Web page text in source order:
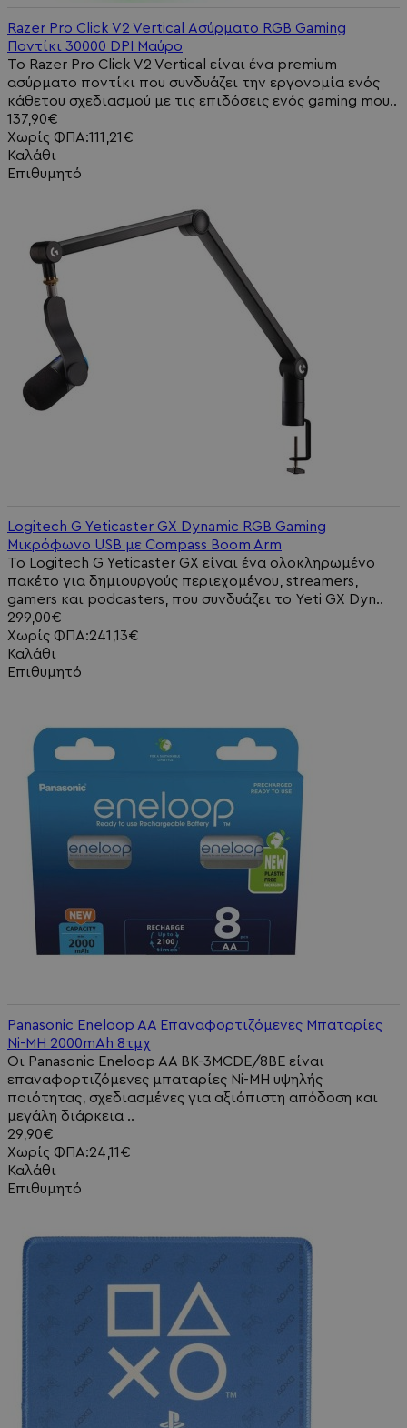
Razer Pro Click V2 Vertical Ασύρματο RGB Gaming
Ποντίκι 30000 DPI Μαύρο
Το Razer Pro Click V2 Vertical είναι ένα premium
ασύρματο ποντίκι που συνδυάζει την εργονομία ενός
κάθετου σχεδιασμού με τις επιδόσεις ενός gaming mou..
137,90€
Χωρίς ΦΠΑ:111,21€
Καλάθι
Επιθυμητό
Logitech G Yeticaster GX Dynamic RGB Gaming
Μικρόφωνο USB με Compass Boom Arm
Το Logitech G Yeticaster GX είναι ένα ολοκληρωμένο
πακέτο για δημιουργούς περιεχομένου, streamers,
gamers και podcasters, που συνδυάζει το Yeti GX Dyn..
299,00€
Χωρίς ΦΠΑ:241,13€
Καλάθι
Επιθυμητό
Panasonic Eneloop AA Επαναφορτιζόμενες Μπαταρίες
Ni-MH 2000mAh 8τμχ
Οι Panasonic Eneloop AA BK-3MCDE/8BE είναι
επαναφορτιζόμενες μπαταρίες Ni-MH υψηλής
ποιότητας, σχεδιασμένες για αξιόπιστη απόδοση και
μεγάλη διάρκεια ..
29,90€
Χωρίς ΦΠΑ:24,11€
Καλάθι
Επιθυμητό